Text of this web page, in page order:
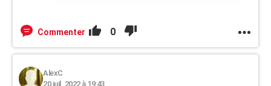
Commenter 0
AlexC
20 juil. 2022 à 19:43